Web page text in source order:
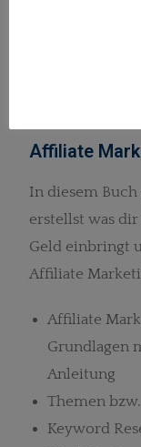
Affiliate
In diesem
erstellst was
Geld einbringt
Affiliate
Affiliate
Grundlagen
Anleitung
Themen
Keyword